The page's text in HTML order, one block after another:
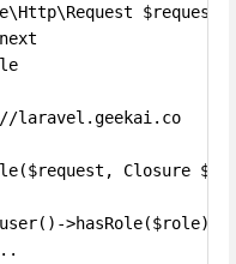
$request
laravel.geekai.co
Closure
>hasRole($role))